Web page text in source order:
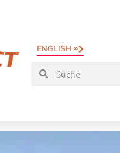
ENGLISH »